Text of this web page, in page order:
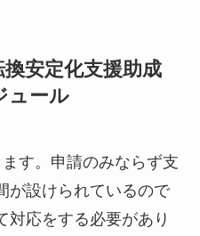
換安定化支援助成
ュール
す。申請のみならず支
が設けられているので
対応をする必要があり